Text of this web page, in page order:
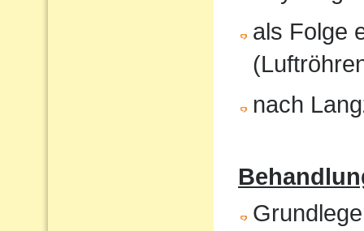
als Folge
nach